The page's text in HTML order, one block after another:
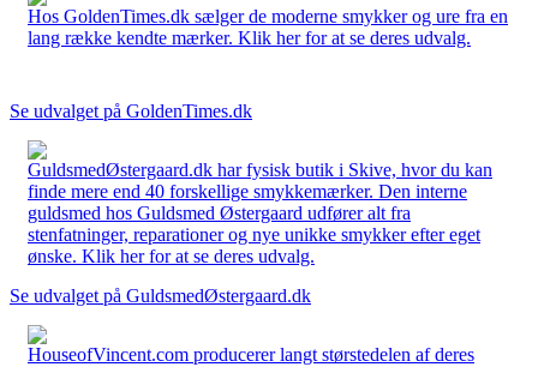
Hos GoldenTimes.dk sælger de moderne smykker og ure fra en
lang række kendte mærker. Klik her for at se deres udvalg.
Se udvalget på GoldenTimes.dk
GuldsmedØstergaard.dk har fysisk butik i Skive, hvor du kan
finde mere end 40 forskellige smykkemærker. Den interne
guldsmed hos Guldsmed Østergaard udfører alt fra
stenfatninger, reparationer og nye unikke smykker efter eget
ønske. Klik her for at se deres udvalg.
Se udvalget på GuldsmedØstergaard.dk
HouseofVincent.com producerer langt størstedelen af deres